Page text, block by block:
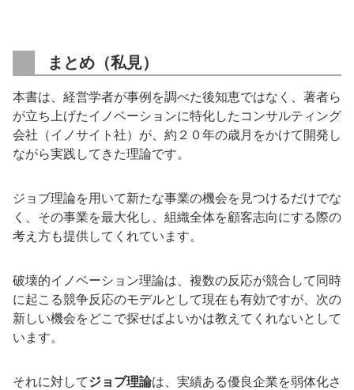
まとめ（私見）
本書は、経営学者が事例を調べた後知恵ではなく、著者ら
が立ち上げたイノベーションに特化したコンサルティング
会社（イノサイト社）が、約２０年の歳月をかけて開発し
ながら実践してきた理論です。
ジョブ理論を用いて新たな事業の機会を見つけるだけでな
く、その事業を最大化し、組織全体を顧客志向にする際の
考え方も提供してくれています。
破壊的イノベーション理論は、複数の反応が競合して同時
に起こる競争反応のモデルとして現在も有効ですが、次の
新しい機会をどこで探せばよいかは教えてくれないとして
います。
それに対してジョブ理論は、実績ある優良企業を弱体化さ